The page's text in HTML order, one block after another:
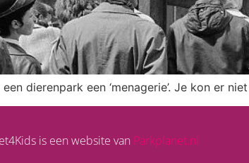
dierenpark een ‘menagerie’. Je kon er
is een website van Parkplanet.nl